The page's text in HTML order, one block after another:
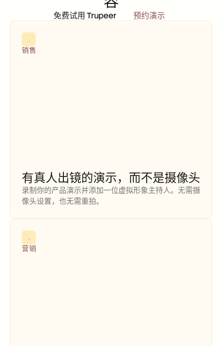
免费试用 Trupeer 预约演示
销售
有真人出镜的演示，而不是摄像头
录制你的产品演示并添加一位虚拟形象主持人。无需摄
像头设置，也无需重拍。
营销